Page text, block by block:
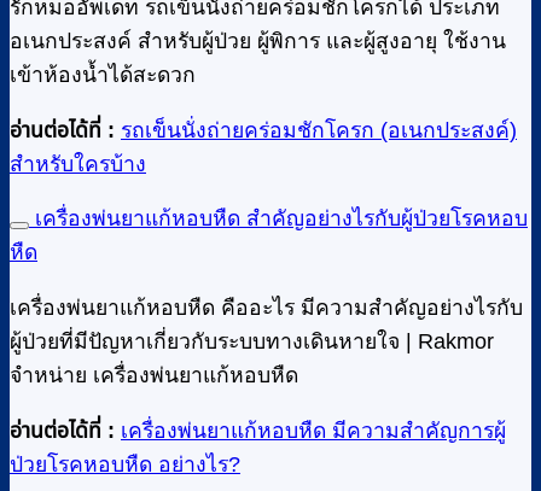
รักหมออัพเดท รถเข็นนั่งถ่ายคร่อมชักโครกได้ ประเภท
อเนกประสงค์ สำหรับผู้ป่วย ผู้พิการ และผู้สูงอายุ ใช้งาน
เข้าห้องน้ำได้สะดวก
อ่านต่อได้ที่ : รถเข็นนั่งถ่ายคร่อมชักโครก (อเนกประสงค์)
สำหรับใครบ้าง
เครื่องพ่นยาแก้หอบหืด สำคัญอย่างไรกับผู้ป่วยโรคหอบ
หืด
เครื่องพ่นยาแก้หอบหืด คืออะไร มีความสำคัญอย่างไรกับ
ผู้ป่วยที่มีปัญหาเกี่ยวกับระบบทางเดินหายใจ | Rakmor
จำหน่าย เครื่องพ่นยาแก้หอบหืด
อ่านต่อได้ที่ : เครื่องพ่นยาแก้หอบหืด มีความสำคัญการผู้
ป่วยโรคหอบหืด อย่างไร?